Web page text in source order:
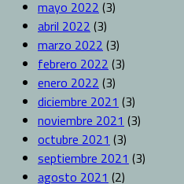
mayo 2022 (3)
abril 2022 (3)
marzo 2022 (3)
febrero 2022 (3)
enero 2022 (3)
diciembre 2021 (3)
noviembre 2021 (3)
octubre 2021 (3)
septiembre 2021 (3)
agosto 2021 (2)